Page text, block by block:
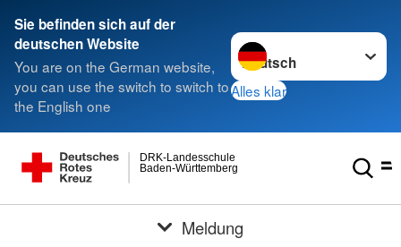
Sie befinden sich auf der
deutschen Website
You are on the German website,
you can use the switch to switch to
the English one
Sprache wechseln zu
Alles klar
Baden-Württemberg
DRK-Landesschule
Meldung